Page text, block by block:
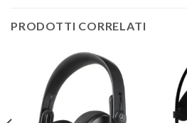
PRODOTTI CORRELATI